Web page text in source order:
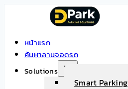
หน้าแรก
ค้นหาลานจอดรถ
Solutions
Smart